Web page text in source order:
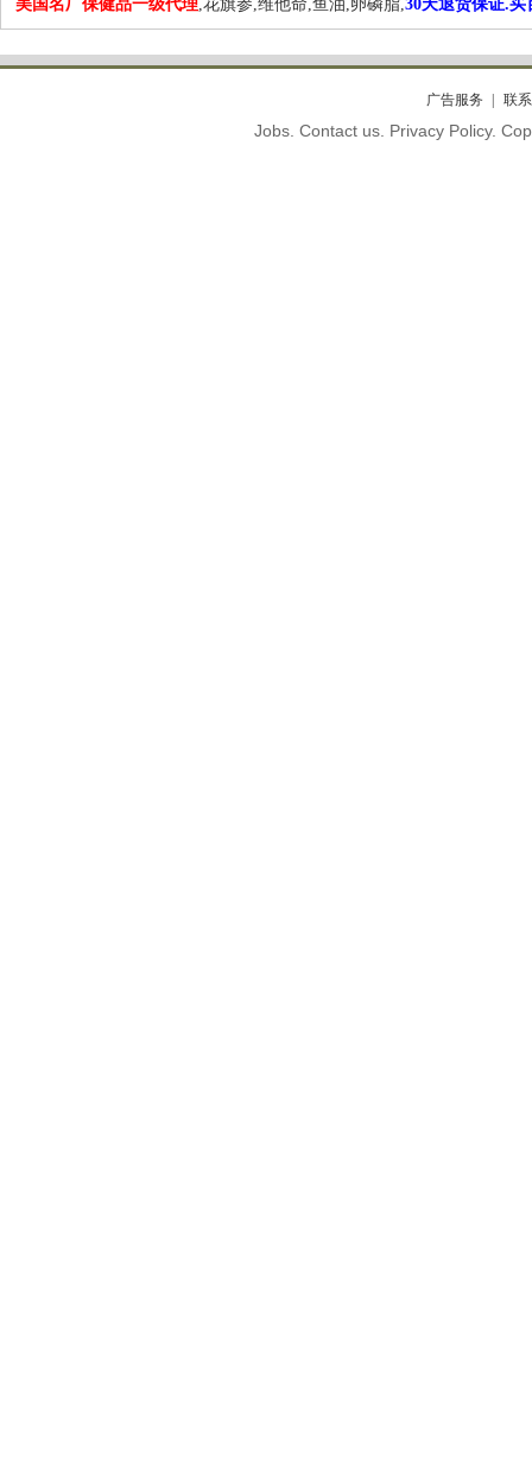
美国名厂保健品一级代理,花旗参,维他命,鱼油,卵磷脂,30天退货保证.买
广告服务 联
Jobs. Contact us. Privacy Policy.